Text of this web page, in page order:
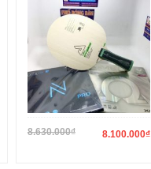
8.630.000₫ 8.100.000₫